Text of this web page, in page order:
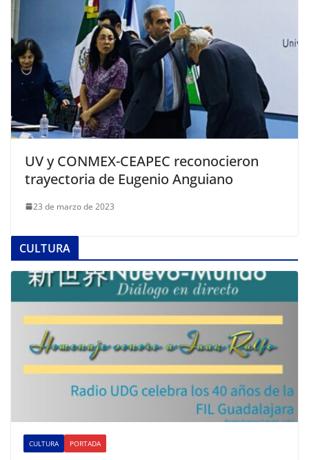
UV y CONMEX-CEAPEC reconocieron
trayectoria de Eugenio Anguiano
23 de marzo de 2023
CULTURA
CULTURA PORTADA